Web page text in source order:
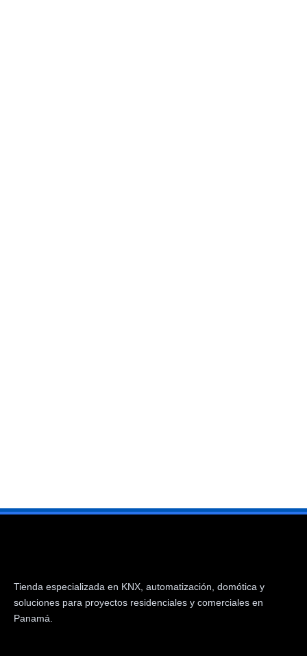
Tienda especializada en KNX, automatización, domótica y
soluciones para proyectos residenciales y comerciales en
Panamá.